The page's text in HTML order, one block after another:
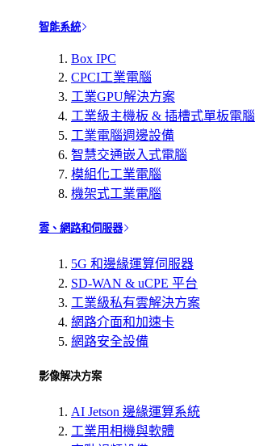
智能系統
Box IPC
CPCI工業電腦
工業GPU解決方案
工業級主機板 & 插槽式單板電腦
工業電腦週邊設備
智慧交通嵌入式電腦
模組化工業電腦
機架式工業電腦
雲、網路和伺服器
5G 和邊緣運算伺服器
SD-WAN & uCPE 平台
工業級私有雲解決方案
網路介面和加速卡
網路安全設備
影像解决方案
AI Jetson 邊緣運算系統
工業用相機與軟體